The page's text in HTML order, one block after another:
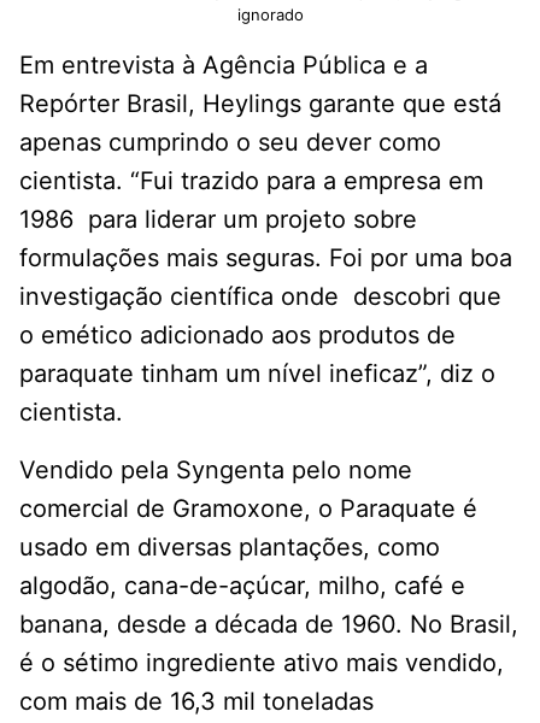
ignorado
Em entrevista à Agência Pública e a
Repórter Brasil, Heylings garante que está
apenas cumprindo o seu dever como
cientista. “Fui trazido para a empresa em
1986 para liderar um projeto sobre
formulações mais seguras. Foi por uma boa
investigação científica onde descobri que
o emético adicionado aos produtos de
paraquate tinham um nível ineficaz”, diz o
cientista.
Vendido pela Syngenta pelo nome
comercial de Gramoxone, o Paraquate é
usado em diversas plantações, como
algodão, cana-de-açúcar, milho, café e
banana, desde a década de 1960. No Brasil,
é o sétimo ingrediente ativo mais vendido,
com mais de 16,3 mil toneladas